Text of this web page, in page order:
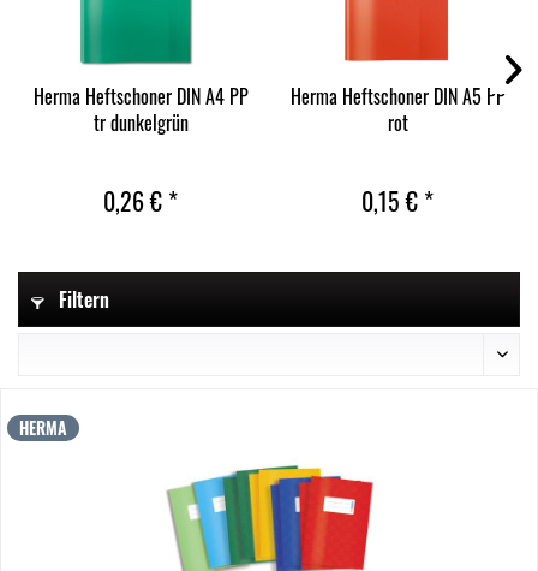
Herma Heftschoner DIN A4 PP
tr dunkelgrün
0,26 € *
Herma Heftschoner DIN A5 PP
rot
0,15 € *
Filtern
HERMA